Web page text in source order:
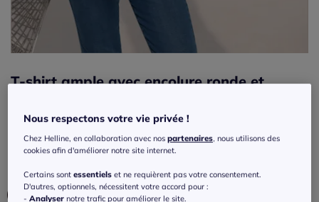
T-shirt ample avec encolure ronde et
Réf : 193.972.039 5 / 5-
Couleur : blanc
Nous respectons votre vie privée !
Chez Helline, en collaboration avec nospartenaires, nous utilisons des
cookies afin d'améliorer notre site internet.
Certains sontessentiels et ne requièrent pas votre consentement.
D'autres, optionnels, nécessitent votre accord pour :
-Analyser notre trafic pour améliorer le site.